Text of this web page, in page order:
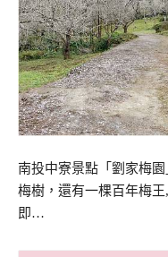
南投中寮景點「劉家梅
梅樹，還有一棵百年梅
即…